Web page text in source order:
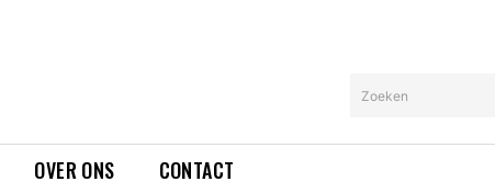
Zoeken
OVER ONS CONTACT